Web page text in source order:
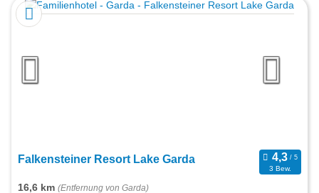
Falkensteiner Resort Lake Garda
3 Bew.
16,6 km (Entfernung von Garda)